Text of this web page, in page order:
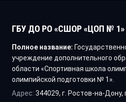
ГБУ ДО РО «СШОР «ЦОП № 1»
Полное название:
учреждение дополнительного
области «Спортивная школа
олимпийской подготовки № 1».
Адрес: 344029, г. Ростов-на-Дону,